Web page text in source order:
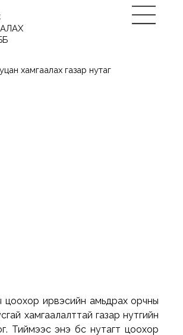
хамгаалах газар нутаг
цоохор ирвэсийн амьдрах орчны
хамгаалалттай газар нутгийн
Тиймээс энэ бүс нутагт цоохор